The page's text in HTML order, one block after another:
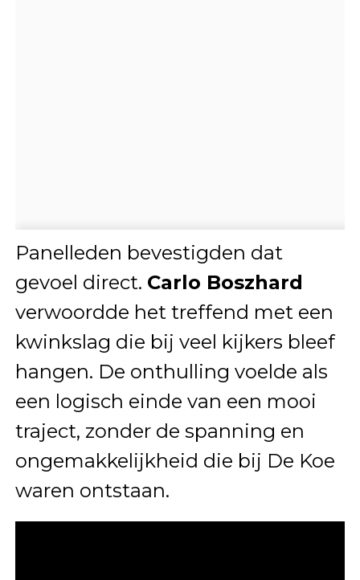
Panelleden bevestigden dat
gevoel direct. Carlo Boszhard
verwoordde het treffend met een
kwinkslag die bij veel kijkers bleef
hangen. De onthulling voelde als
een logisch einde van een mooi
traject, zonder de spanning en
ongemakkelijkheid die bij De Koe
waren ontstaan.